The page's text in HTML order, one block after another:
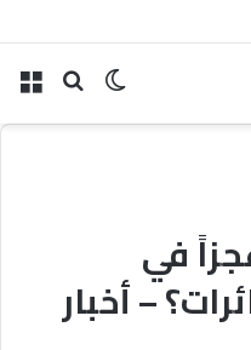
السورية
بحث الوضع
في
– أخبار